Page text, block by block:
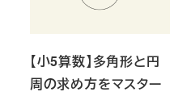
【小5算数】多角形と円
周の求め方をマスター